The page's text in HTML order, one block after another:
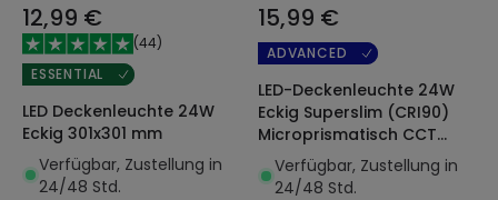
12,99 €
(44)
ESSENTIAL
LED Deckenleuchte 24W
Eckig 301x301 mm
Verfügbar, Zustellung in
24/48 Std.
15,99 €
ADVANCED
LED-Deckenleuchte 24W
Eckig Superslim (CRI90)
Microprismatisch CCT
Wählbar (UGR17) 280x280
mm
Verfügbar, Zustellung in
24/48 Std.